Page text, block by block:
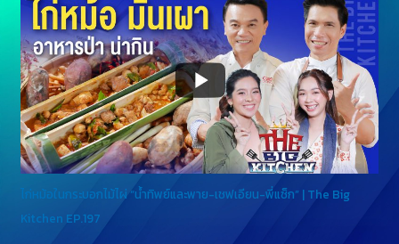
ไก่หม้อในกระบอกไม้ไผ่ “น้ำทิพย์และพาย-เชฟเอียน-พี่แซ็ก” | The Big
Kitchen EP.197